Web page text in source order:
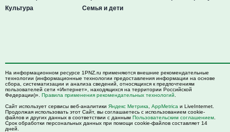
Культура
Семья и дети
На информационном ресурсе 1PNZ.ru применяются внешние рекомендательные
технологии (информационные технологии предоставления информации на основе
сбора, систематизации и анализа сведений, относящихся к предпочтениям
пользователей сети «Интернет», находящихся на территории Российской
Федерации)». Правила применения рекомендательных технологий
Сайт использует сервисы веб-аналитики Яндекс Метрика AppMetrica и LiveInternet.
Продолжая использовать этот Сайт, вы соглашаетесь с использованием cookie-
файлов и других данных в соответствии с данным Пользовательским соглашением
Срок обработки персональных данных при помощи cookie-файлов составляет 14
дней.